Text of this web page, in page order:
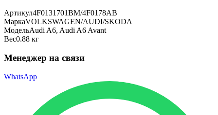
Артикул4F0131701BM/4F0178AB
МаркаVOLKSWAGEN/AUDI/SKODA
МодельAudi A6, Audi A6 Avant
Вес0.88 кг
Менеджер на связи
WhatsApp